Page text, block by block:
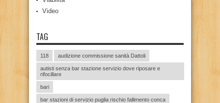
Video
TAG
118 audizione commissione sanità Dattoli
autisti senza bar stazione servizio dove riposare e
rifocillare
bari
bar stazioni di servizio puglia rischio fallimento conca